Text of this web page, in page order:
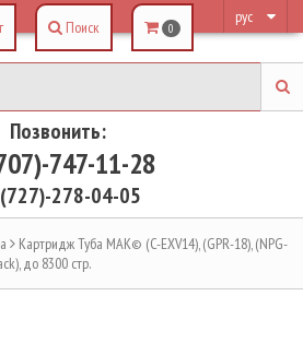
рус
Позвонить:
747-11-28
278-04-05
Поиск 0
Картридж Туба MAK© (C-EXV14), (GPR-18), (NPG-
до 8300 стр.